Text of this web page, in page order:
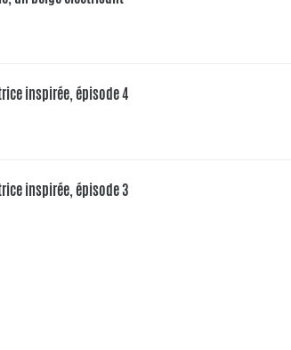
inspirée, épisode 4
inspirée, épisode 3